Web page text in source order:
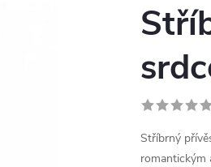
Stříbrný
romantickým